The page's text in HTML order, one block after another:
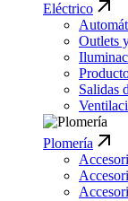
Eléctrico
Outlets
Salidas
Plomería